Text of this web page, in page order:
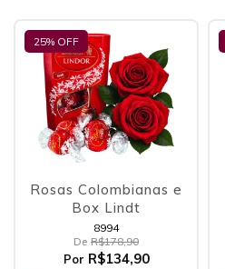
25% OFF
Rosas Colombianas e
Box Lindt
8994
De R$178,90
Por R$134,90